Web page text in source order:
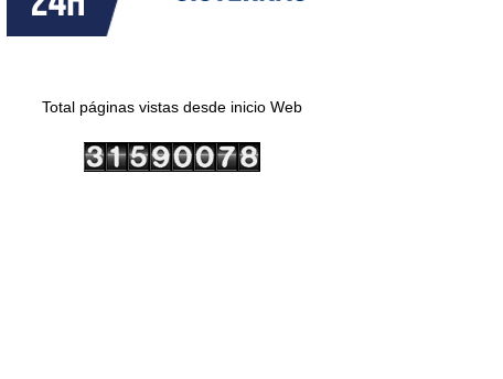
Total páginas vistas desde inicio Web